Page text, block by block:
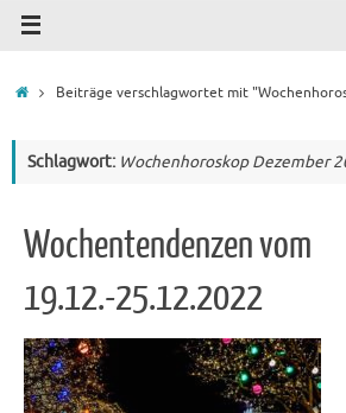
StartBeiträge verschlagwortet mit
Schlagwort: Wochenhoroskop Dezember
Wochentendenzen vom
19.12.-25.12.2022